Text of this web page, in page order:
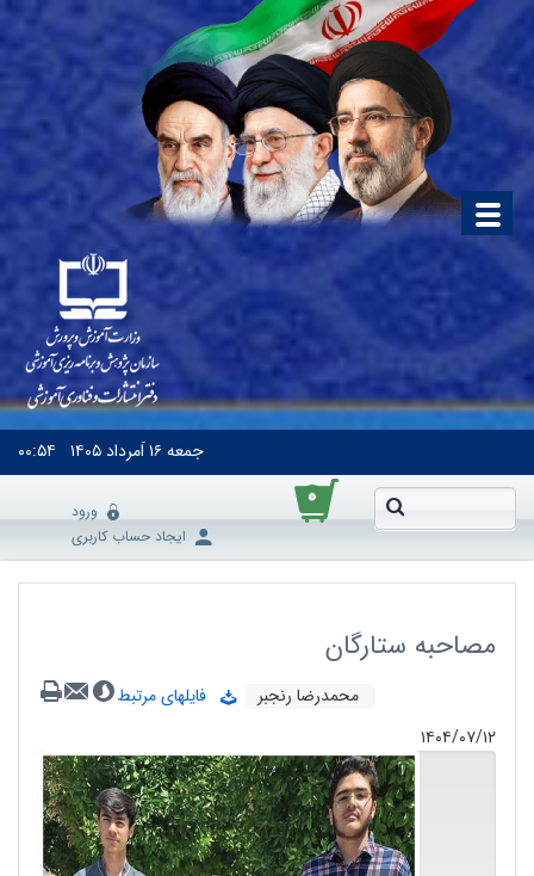
جمعه۱۶ اَمرداد ۱۴۰۵ ۰۰:۵۴
۰
ورود
ایجاد حساب کاربری
مصاحبه ستارگان
محمدرضا رنجبر
فایلهای مرتبط
۱۴۰۴/۰۷/۱۲